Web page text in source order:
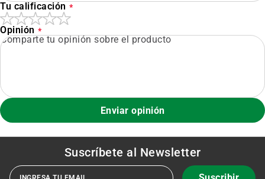
Tu calificación
Opinión
Enviar opinión
Suscríbete al Newsletter